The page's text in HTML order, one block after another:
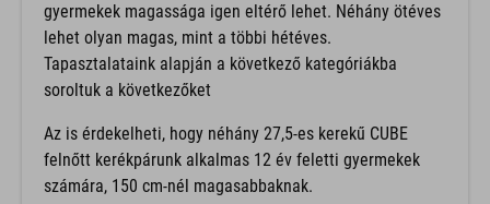
lehet olyan magas, mint a többi hétéves.
Tapasztalataink alapján a következő kategóriákba
soroltuk a következőket
felnőtt kerékpárunk alkalmas 12 év feletti gyermekek
számára, 150 cm-nél magasabbaknak.